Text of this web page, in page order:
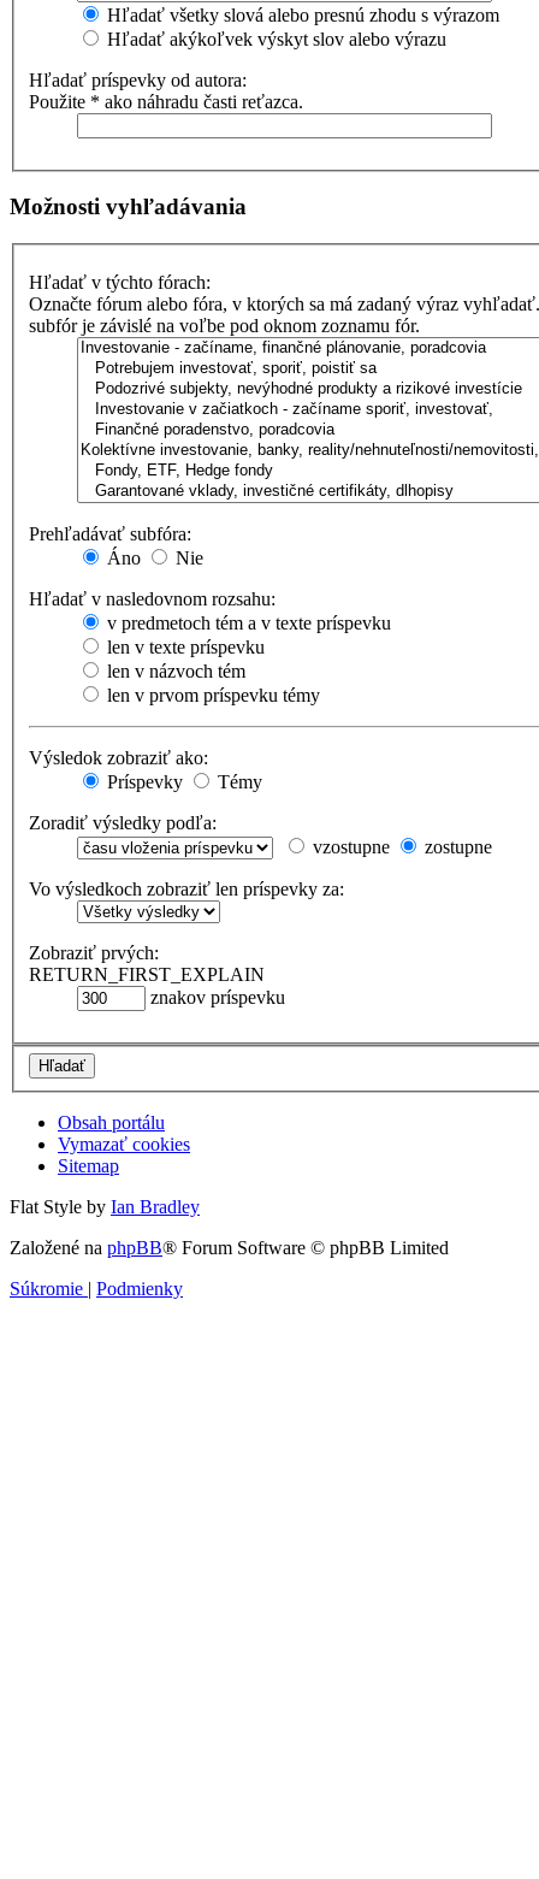
Hľadať všetky slová alebo presnú zhodu s výrazom
Hľadať akýkoľvek výskyt slov alebo výrazu
Hľadať príspevky od autora:
Použite * ako náhradu časti reťazca.
Možnosti vyhľadávania
Hľadať v týchto fórach:
Označte fórum alebo fóra, v ktorých sa má zadaný výraz
subfór je závislé na voľbe pod oknom zoznamu fór.
Prehľadávať subfóra:
Áno
Nie
Hľadať v nasledovnom rozsahu:
v predmetoch tém a v texte príspevku
len v texte príspevku
len v názvoch tém
len v prvom príspevku témy
Výsledok zobraziť ako:
Príspevky
Témy
Zoradiť výsledky podľa:
vzostupne
zostupne
Vo výsledkoch zobraziť len príspevky za:
Zobraziť prvých:
RETURN_FIRST_EXPLAIN
znakov príspevku
Obsah portálu
Vymazať cookies
Sitemap
Flat Style by Ian Bradley
Založené na phpBB® Forum Software © phpBB Limited
Súkromie | Podmienky